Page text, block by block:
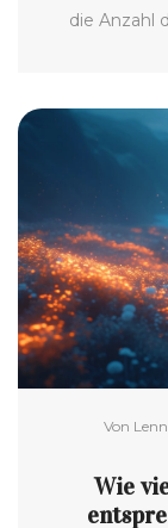
die Anzahl
Von
Wie